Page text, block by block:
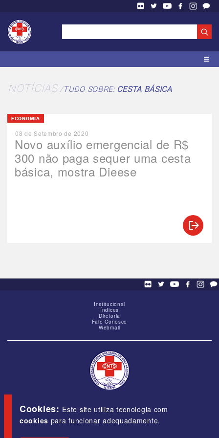
Cookies: Este site utiliza tecnologia com
cookies para funcionar adequadamente.
NOTÍCIAS TUDO SOBRE: CESTA BÁSICA
Novo auxílio emergencial de R$
300 não paga sequer uma cesta
básica, mostra Dieese
ECONOMIA
08 de Setembro de 2020
Institucional
Índices
Diretoria
Fale Conosco
Webmail
Brasília-DF, CEP 70309-900
E-mail:cnts@cnts.org.br